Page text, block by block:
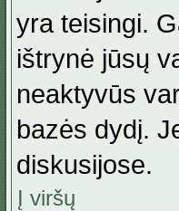
yra teisingi.
ištrynė jūsų
neaktyvūs
bazės dydį.
diskusijose.
Į viršų